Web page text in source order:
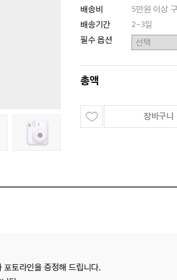
배송비
5만원 이상
배송기간
2~3일
필수 옵션
총액
장바구니
포토라인을 증정해 드립니다.